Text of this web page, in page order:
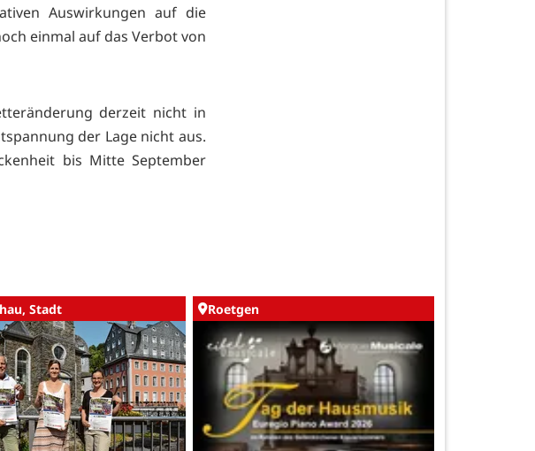
Auswirkungen auf die
einmal auf das Verbot von
derzeit nicht in
der Lage nicht aus.
bis Mitte September
Stadt Roetgen